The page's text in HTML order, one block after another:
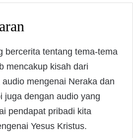
bercerita tentang tema-tema
mencakup kisah dari
mengenai Neraka dan
juga dengan audio yang
pendapat pribadi kita
Yesus Kristus.